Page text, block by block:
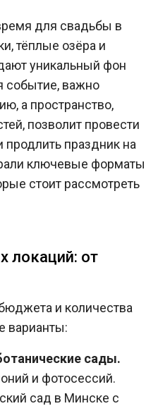
для свадьбы в
тёплые озёра и
уникальный фон
событие, важно
а пространство,
позволит провести
праздник на
ключевые форматы
стоит рассмотреть
локаций: от
и количества
варианты:
сады.
и фотосессий.
сад в Минске с